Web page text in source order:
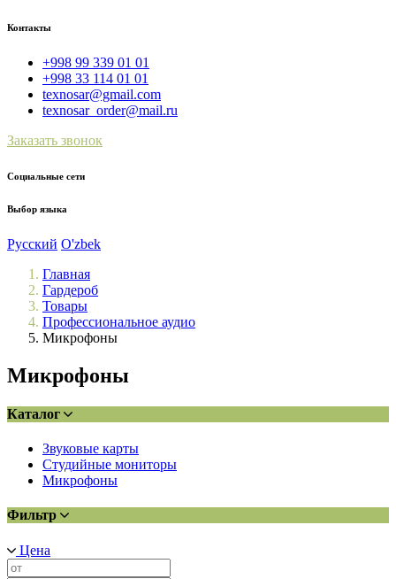
Контакты
+998 99 339 01 01
+998 33 114 01 01
texnosar@gmail.com
texnosar_order@mail.ru
Заказать звонок
Социальные сети
Выбор языка
Русский O'zbek
Главная
Гардероб
Товары
Профессиональное аудио
Микрофоны
Микрофоны
Каталог
Звуковые карты
Студийные мониторы
Микрофоны
Фильтр
Цена